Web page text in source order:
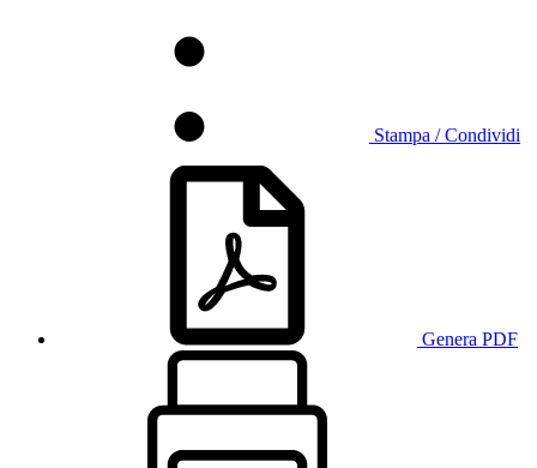
Stampa / Condividi
Genera PDF